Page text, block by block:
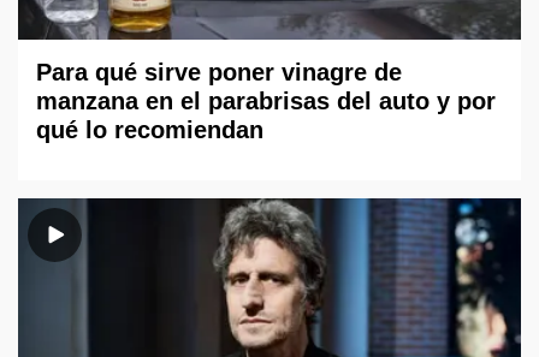
Para qué sirve poner vinagre de
manzana en el parabrisas del auto y por
qué lo recomiendan